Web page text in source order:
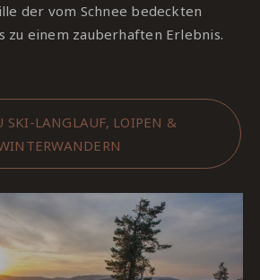
der vom Schnee bedeckten
zu einem zauberhaften Erlebnis.
SKI-LANGLAUF, LOIPEN &